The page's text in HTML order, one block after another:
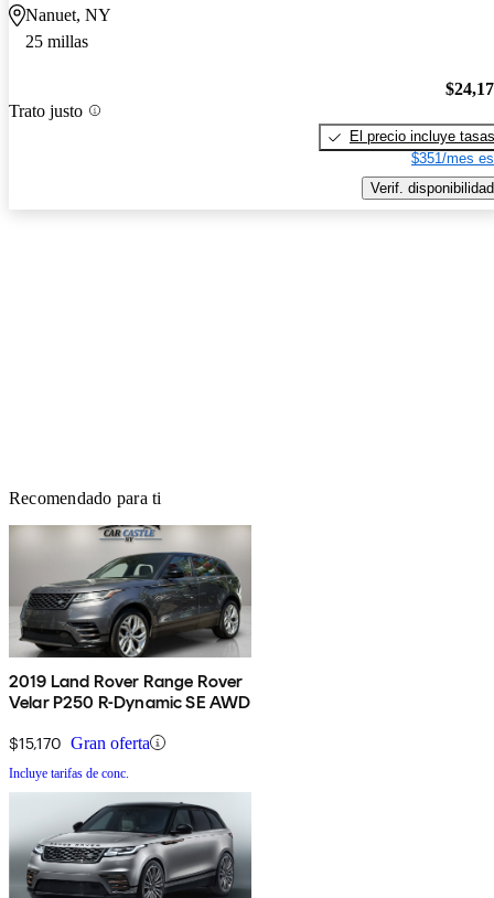
Nanuet, NY
25 millas
Trato justo
El precio incluye tasas
$351/mes
Verif. disponibilidad
Recomendado para ti
2019 Land Rover Range Rover
Velar P250 R-Dynamic SE AWD
$15,170 Gran oferta
Incluye tarifas de conc.